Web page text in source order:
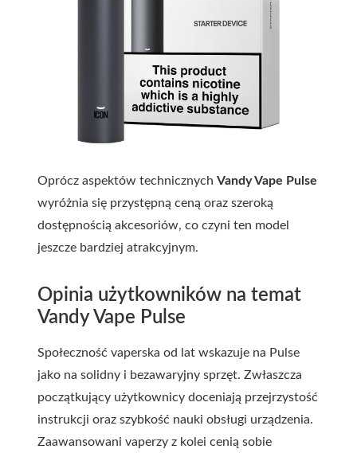
Oprócz aspektów technicznych Vandy Vape Pulse
wyróżnia się przystępną ceną oraz szeroką
dostępnością akcesoriów, co czyni ten model
jeszcze bardziej atrakcyjnym.
Opinia użytkowników na temat
Vandy Vape Pulse
Społeczność vaperska od lat wskazuje na Pulse
jako na solidny i bezawaryjny sprzęt. Zwłaszcza
początkujący użytkownicy doceniają przejrzystość
instrukcji oraz szybkość nauki obsługi urządzenia.
Zaawansowani vaperzy z kolei cenią sobie